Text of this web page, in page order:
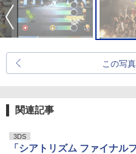
この写
関連記事
3DS
「シアトリズム ファイナル